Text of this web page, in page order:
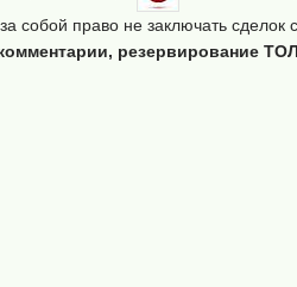
собой право не заключать сделок с
резервирование